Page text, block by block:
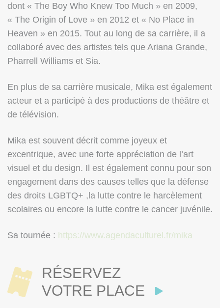
dont « The Boy Who Knew Too Much » en 2009,
« The Origin of Love » en 2012 et « No Place in
Heaven » en 2015. Tout au long de sa carrière, il a
collaboré avec des artistes tels que Ariana Grande,
Pharrell Williams et Sia.
En plus de sa carrière musicale, Mika est également
acteur et a participé à des productions de théâtre et
de télévision.
Mika est souvent décrit comme joyeux et
excentrique, avec une forte appréciation de l’art
visuel et du design. Il est également connu pour son
engagement dans des causes telles que la défense
des droits LGBTQ+ ,la lutte contre le harcèlement
scolaires ou encore la lutte contre le cancer juvénile.
Sa tournée : https://www.agendaculturel.fr/mika
RÉSERVEZ
VOTRE PLACE